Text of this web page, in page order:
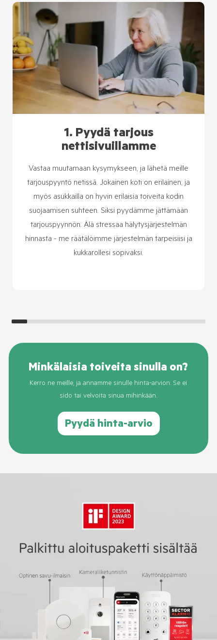
1. Pyydä tarjous
nettisivuillamme
Vastaa muutamaan kysymykseen, ja lähetä meille
tarjouspyyntö netissä. Jokainen koti on erilainen, ja
myös asukkailla on hyvin erilaisia toiveita kodin
suojaamisen suhteen. Siksi pyydämme jättämään
tarjouspyynnön. Älä stressaa hälytysjärjestelmän
hinnasta - me räätälöimme järjestelmän tarpeisiisi ja
kukkarollesi sopivaksi.
Minkälaisia toiveita sinulla on?
Kerro ne meille, ja annamme sinulle hinta-arvion. Se ei
sido tai velvoita sinua mihinkään.
Pyydä hinta-arvio